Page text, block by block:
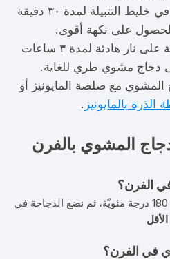
يمكنك نقع الدجاجة في خليط التتبيلة لمدة ٣٠ دقيقة
على نكهة أقوى.
يمكنك شوي الدجاجة على نار هادئة لمدة ٣ ساعات
دجاج مشوي طري للغاية.
المشوي مع صلصة المايونيز أو
الذرة بالمايونيز .
المشوي بالفرن
الفرن؟
نسخن الفرن على درجة حرارة 180 درجة مئويّة، ثم نضع الدجاجة في
في الفرن؟